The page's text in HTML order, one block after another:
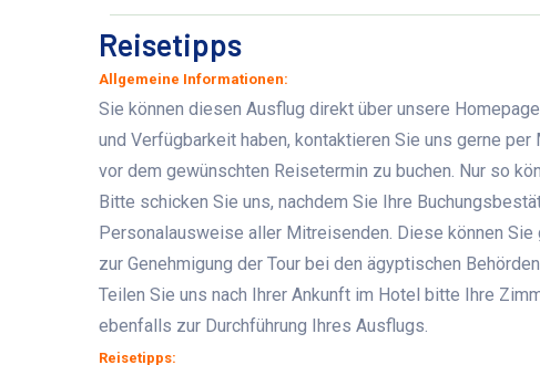
Reisetipps
Allgemeine Informationen:
Sie können diesen Ausflug direkt über unsere
und Verfügbarkeit haben, kontaktieren Sie uns gerne
vor dem gewünschten Reisetermin zu buchen. Nur so
Bitte schicken Sie uns, nachdem Sie Ihre
Personalausweise aller Mitreisenden. Diese können
zur Genehmigung der Tour bei den ägyptischen
Teilen Sie uns nach Ihrer Ankunft im Hotel bitte Ihre
ebenfalls zur Durchführung Ihres Ausflugs.
Reisetipps: